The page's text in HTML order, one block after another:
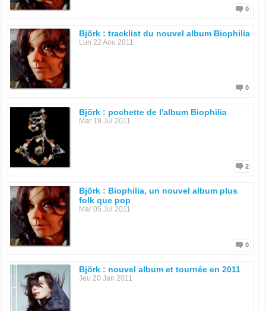
0
Björk : tracklist du nouvel album Biophilia
Lun 22 Aou 2011
0
Björk : pochette de l'album Biophilia
Mar 19 Jul 2011
2
Björk : Biophilia, un nouvel album plus
folk que pop
Mar 05 Jul 2011
0
Björk : nouvel album et tournée en 2011
Jeu 20 Jan 2011